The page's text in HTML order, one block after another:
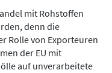
mit Rohstoffen
denn die
Rolle von Exporteuren
der EU mit
auf unverarbeitete